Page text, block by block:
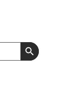
Search